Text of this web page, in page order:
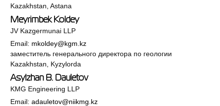
Kazakhstan, Astana
Meyrimbek Koldey
JV Kazgermunai LLP
Email: mkoldey@kgm.kz
заместитель генерального директора по геологии
Kazakhstan, Kyzylorda
Asylzhan B. Dauletov
KMG Engineering LLP
Email:adauletov@niikmg.kz